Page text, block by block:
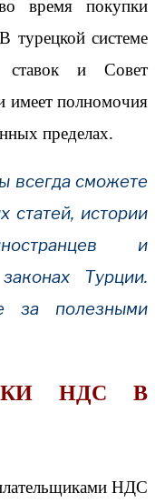
время покупки
турецкой системе
ставок и Совет
имеет полномочия
пределах.
всегда сможете
статей, истории
и
Турции.
за полезными
НДС В
НДС